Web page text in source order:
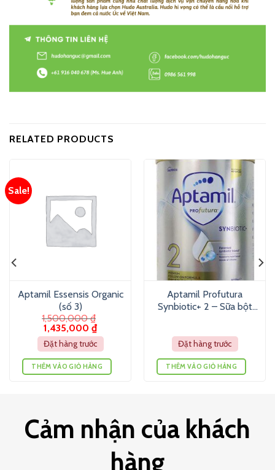
RELATED PRODUCTS
Sale!
Aptamil Essensis Organic
(số 3)
1,500,000₫
1,435,000 ₫
Đặt hàng trước
THÊM VÀO GIỎ HÀNG
Aptamil Profutura
Synbiotic+ 2 – Sữa bột
Đặt hàng trước
THÊM VÀO GIỎ HÀNG
Cảm nhận của khách
hàng